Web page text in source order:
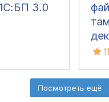
3.0
Посмотреть ещё